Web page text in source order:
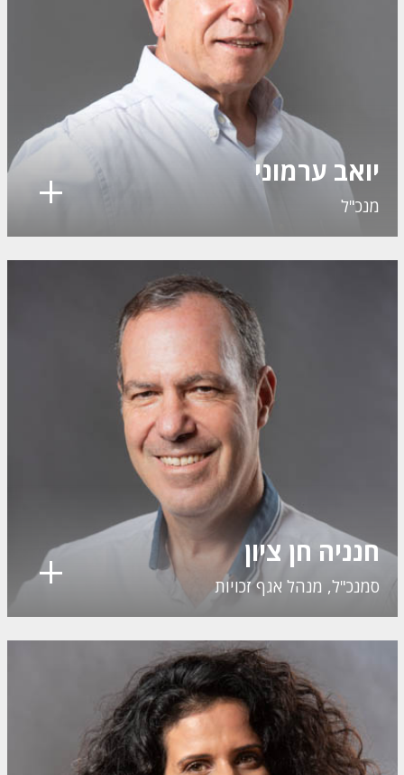
יואב ערמוני
מנכ"ל
חנניה חן ציון
סמנכ"ל, מנהל אגף זכויות